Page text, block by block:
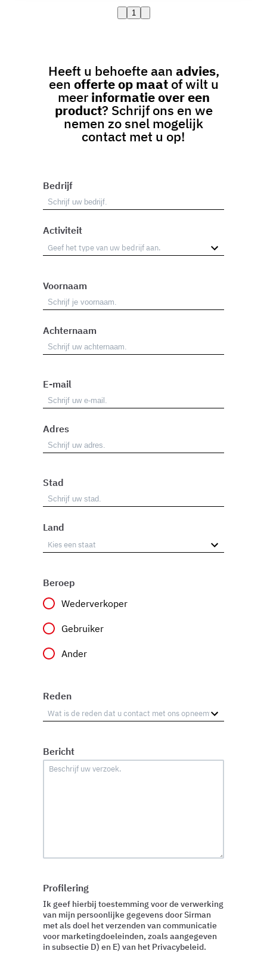
modificare o ritirare il tuo consenso in qualsiasi momento
dalla Dichiarazione sui cookie.
contenuti ed annunci, per fornire funzionalità dei social
media e per analizzare il nostro traffico. Condividiamo
inoltre informazioni sul modo in cui l’utente utilizza il
nostro sito con i nostri partner che si occupano di analisi
dei dati web, pubblicità e social media, i quali potrebbero
1
Heeft u behoefte aan advies,
een offerte op maatof wilt u
meer informatie over een
product? Schrijf ons en we
nemen zo snel mogelijk
contact met u op!
Bedrijf
Activiteit
Voornaam
Achternaam
E-mail
Adres
Stad
Land
Beroep
Wederverkoper
Gebruiker
Ander
Reden
Bericht
Profilering
Ik geef hierbij toestemming voor de verwerking
van mijn persoonlijke gegevens door Sirman
met als doel het verzenden van communicatie
voor marketingdoeleinden, zoals aangegeven
in subsectie D) en E) van het Privacybeleid.